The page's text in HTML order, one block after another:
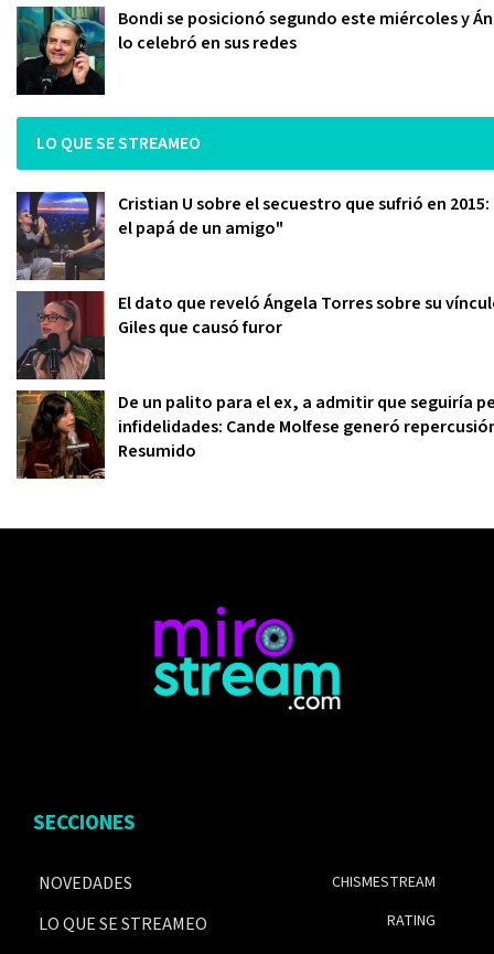
Bondi se posicionó segundo este miércoles y
lo celebró en sus redes
LO QUE SE STREAMEO
Cristian U sobre el secuestro que sufrió en
el papá de un amigo"
El dato que reveló Ángela Torres sobre su
Giles que causó furor
De un palito para el ex, a admitir que seguiría
infidelidades: Cande Molfese generó
Resumido
SECCIONES
NOVEDADES
LO QUE SE STREAMEO
CHISMESTREAM
RATING